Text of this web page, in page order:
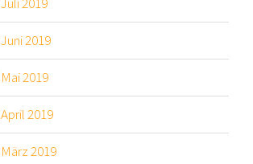
Juni 2019
Mai 2019
April 2019
März 2019